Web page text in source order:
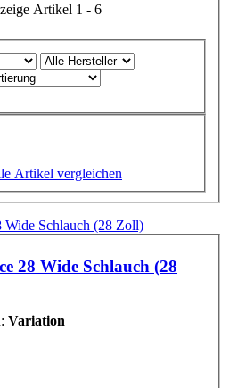
Artikel 1 - 6
Artikel vergleichen
28 Wide Schlauch (28
Variation